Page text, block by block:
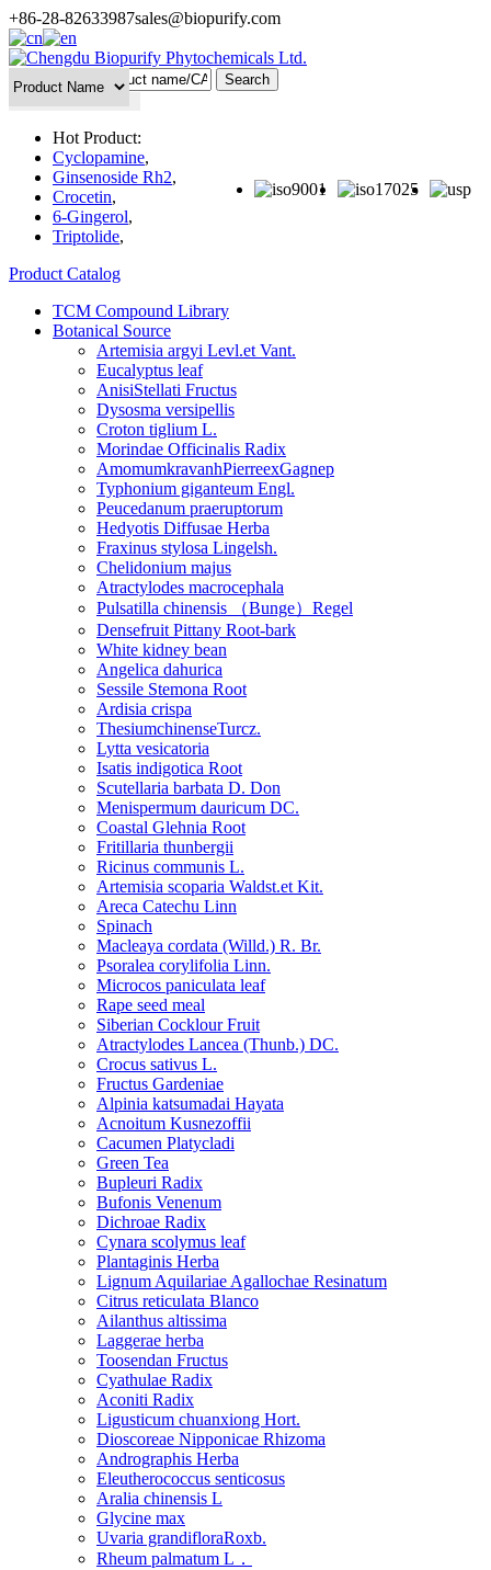
+86-28-82633987sales@biopurify.com
Hot Product:
Cyclopamine,
Ginsenoside Rh2,
Crocetin,
6-Gingerol,
Triptolide,
Product Catalog
TCM Compound Library
Botanical Source
Artemisia argyi Levl.et Vant.
Eucalyptus leaf
AnisiStellati Fructus
Dysosma versipellis
Croton tiglium L.
Morindae Officinalis Radix
AmomumkravanhPierreexGagnep
Typhonium giganteum Engl.
Peucedanum praeruptorum
Hedyotis Diffusae Herba
Fraxinus stylosa Lingelsh.
Chelidonium majus
Atractylodes macrocephala
Pulsatilla chinensis （Bunge）Regel
Densefruit Pittany Root-bark
White kidney bean
Angelica dahurica
Sessile Stemona Root
Ardisia crispa
ThesiumchinenseTurcz.
Lytta vesicatoria
Isatis indigotica Root
Scutellaria barbata D. Don
Menispermum dauricum DC.
Coastal Glehnia Root
Fritillaria thunbergii
Ricinus communis L.
Artemisia scoparia Waldst.et Kit.
Areca Catechu Linn
Spinach
Macleaya cordata (Willd.) R. Br.
Psoralea corylifolia Linn.
Microcos paniculata leaf
Rape seed meal
Siberian Cocklour Fruit
Atractylodes Lancea (Thunb.) DC.
Crocus sativus L.
Fructus Gardeniae
Alpinia katsumadai Hayata
Acnoitum Kusnezoffii
Cacumen Platycladi
Green Tea
Bupleuri Radix
Bufonis Venenum
Dichroae Radix
Cynara scolymus leaf
Plantaginis Herba
Lignum Aquilariae Agallochae Resinatum
Citrus reticulata Blanco
Ailanthus altissima
Laggerae herba
Toosendan Fructus
Cyathulae Radix
Aconiti Radix
Ligusticum chuanxiong Hort.
Dioscoreae Nipponicae Rhizoma
Andrographis Herba
Eleutherococcus senticosus
Aralia chinensis L
Glycine max
Uvaria grandifloraRoxb.
Rheum palmatum L．